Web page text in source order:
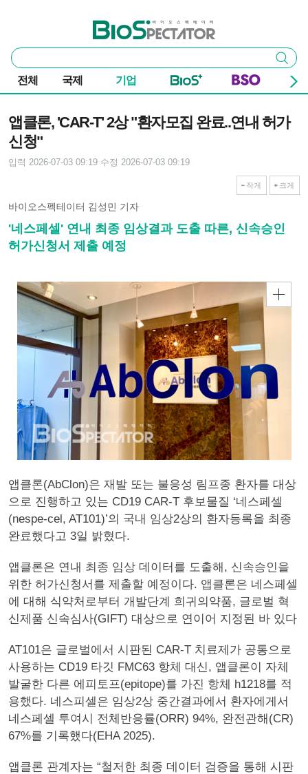
바이오스펙테이터
통
합
검
색
검색
전체 국제 기업
앱클론, 'CAR-T' 2상 "환자모집 완료..연내 허가
신청"
입력 2026-07-03 09:19 수정 2026-07-03 09:19
작게 크게
바이오스펙테이터 김성민 기자
'네스페셀' 연내 최종 임상결과 도출 따른, 신속승인
허가신청서 제출 예정
앱클론(AbClon)은 재발 또는 불응성 림프종 환자를 대상
으로 진행하고 있는 CD19 CAR-T 후보물질 ‘네스페셀
(nespe-cel, AT101)’의 국내 임상2상의 환자등록을 최종
완료했다고 3일 밝혔다.
앱클론은 연내 최종 임상 데이터를 도출해, 신속승인을
위한 허가신청서를 제출할 예정이다. 앱클론은 네스페셀
에 대해 식약처로부터 개발단계 희귀의약품, 글로벌 혁
신제품 신속심사(GIFT) 대상으로 연이어 지정된 바 있다
AT101은 글로벌에서 시판된 CAR-T 치료제가 공통으로
사용하는 CD19 타깃 FMC63 항체 대신, 앱클론이 자체
발굴한 다른 에피토프(epitope)를 가진 항체 h1218를 적
용했다. 네스피셀은 임상2상 중간결과에서 환자에게서
네스페셀 투여시 전체반응률(ORR) 94%, 완전관해(CR)
67%를 기록했다(EHA 2025).
앱클론 관계자는 “철저한 최종 데이터 검증을 통해 시판